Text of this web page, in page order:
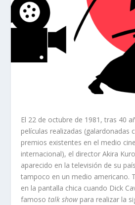
El 22 de octubre de 1981, tras 40
películas realizadas (galardonadas
premios existentes en el medio
internacional), el director Akira
aparecido en la televisión de su
tampoco en un medio americano.
en la pantalla chica cuando Dick
famosotalk showpara realizar la